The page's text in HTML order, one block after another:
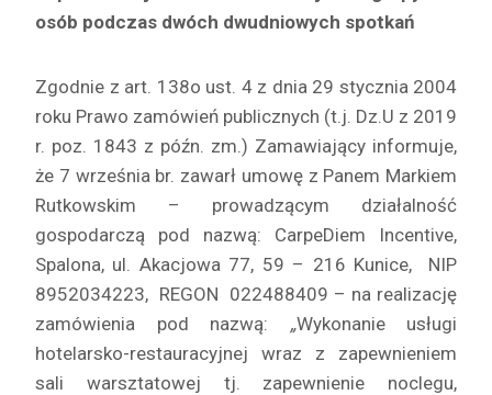
osób podczas dwóch dwudniowych spotkań
Zgodnie z art. 138o ust. 4 z dnia 29 stycznia 2004
roku Prawo zamówień publicznych (t.j. Dz.U z 2019
r. poz. 1843 z późn. zm.) Zamawiający informuje,
że 7 września br. zawarł umowę z Panem Markiem
Rutkowskim – prowadzącym działalność
gospodarczą pod nazwą: CarpeDiem Incentive,
Spalona, ul. Akacjowa 77, 59 – 216 Kunice, NIP
8952034223, REGON 022488409 – na realizację
zamówienia pod nazwą: „Wykonanie usługi
hotelarsko-restauracyjnej wraz z zapewnieniem
sali warsztatowej tj. zapewnienie noclegu,